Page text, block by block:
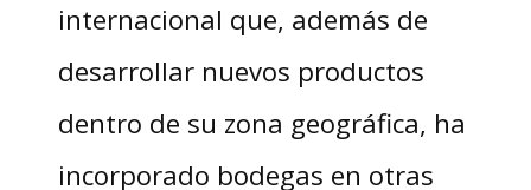
internacional que, además de
desarrollar nuevos productos
dentro de su zona geográfica, ha
incorporado bodegas en otras